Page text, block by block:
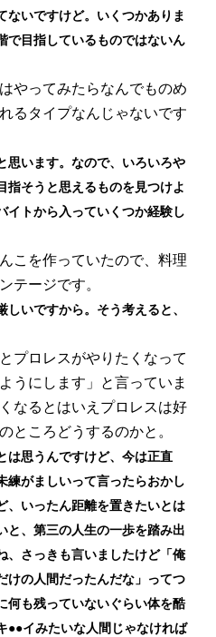
いですけど。いくつかありま
で目指しているものではないん
やってみたらなんでものめ
るタイプなんじゃないです
います。なので、いろいろや
指そうと思えるものを見つけよ
イトから入っていくつか経験し
こを作っていたので、料理
テージです。
いですから。そう考えると、
ロレスがやりたくなって
うにします」と言っていま
なるとはいえプロレスは好
ところどうするのかと。
思うんですけど、今は正直
練がましいって言ったらおかし
、いったん距離を置きたいとは
と、第三の人生の一歩を踏み出
さっきも言いましたけど「俺
けの人間だったんだな」ってつ
何も残っていないぐらい体を酷
●●イみたいな人間じゃなければ